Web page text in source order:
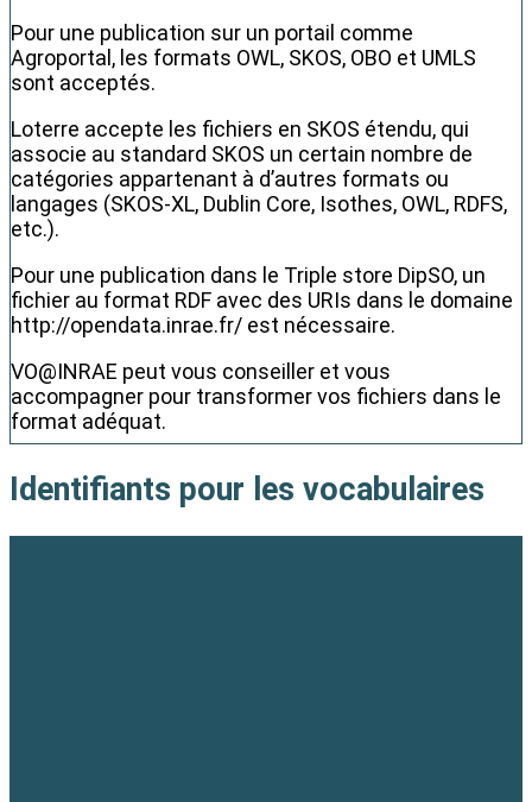
Pour une publication sur un portail comme
Agroportal, les formats OWL, SKOS, OBO et UMLS
sont acceptés.
Loterre accepte les fichiers en SKOS étendu, qui
associe au standard SKOS un certain nombre de
catégories appartenant à d’autres formats ou
langages (SKOS-XL, Dublin Core, Isothes, OWL, RDFS,
etc.).
Pour une publication dans le Triple store DipSO, un
fichier au format RDF avec des URIs dans le domaine
http://opendata.inrae.fr/ est nécessaire.
VO@INRAE peut vous conseiller et vous
accompagner pour transformer vos fichiers dans le
format adéquat.
Identifiants pour les vocabulaires